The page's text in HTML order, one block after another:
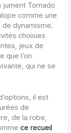
jument Tornado
comme une
dynamisme.
choisies
jeux de
que l’on
qui ne se
il est
de
de la robe,
ce recueil